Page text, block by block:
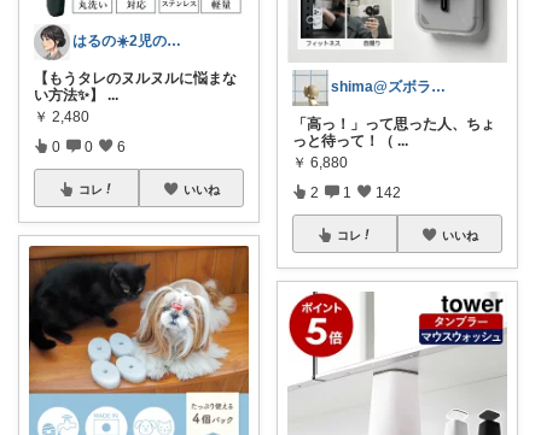
はるの☀️2児のママ𓂃◌𓈒𓐍
【もうタレのヌルヌルに悩まな
い方法✨】 ...
￥ 2,480
0 0 6
コレ いいね
shima@ズボラでも可愛くしたい
「高っ！」って思った人、ちょ
っと待って！（ ...
￥ 6,880
2 1 142
コレ いいね